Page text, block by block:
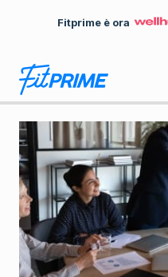
Fitprime è ora